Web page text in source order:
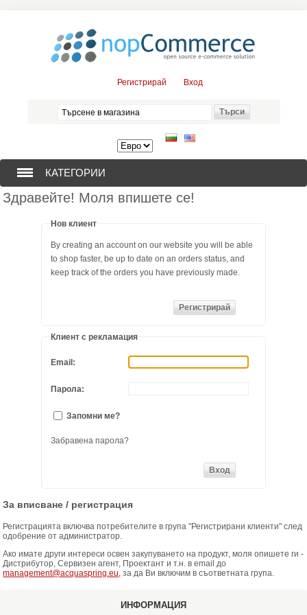
Регистрирай Вход
КАТЕГОРИИ
СОНДАЖНИ ПОМПИ (376)
СОЛАРНИ ПОМПИ (0)
ХИДРОФОРНИ СЪДОВЕ (0)
ОМЕКОТИТЕЛИ (0)
КОМПОНЕНТИ ЗА ОМЕКОТИТЕЛНИ СИСТЕМИ (6)
Здравейте! Моля впишете се!
Нов клиент
By creating an account on our website you will be able
to shop faster, be up to date on an orders status, and
keep track of the orders you have previously made.
Клиент с рекламация
Email:
Парола:
Запомни ме?
Забравена парола?
За вписване / регистрация
Регистрацията включва потребителите в група "Регистрирани клиенти" след
одобрение от администратор.
Ако имате други интереси освен закупуването на продукт, моля опишете ги -
Дистрибутор, Сервизен агент, Проектант и т.н. в email до
management@acquaspring.eu, за да Ви включим в съответната група.
ИНФОРМАЦИЯ